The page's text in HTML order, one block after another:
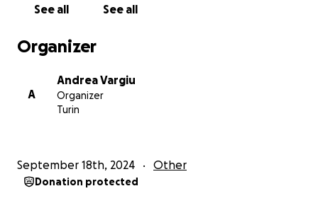
See all See all
Organizer
A
Andrea Vargiu
Organizer
Turin
September 18th, 2024 Other
Donation protected